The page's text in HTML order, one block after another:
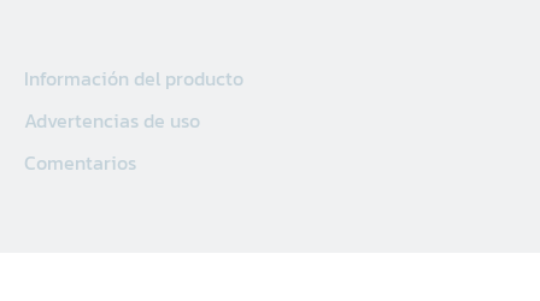
Información del producto
Advertencias de uso
Comentarios